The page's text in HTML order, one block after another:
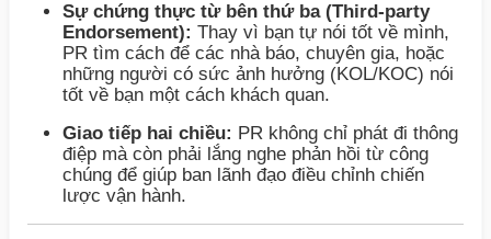
Sự chứng thực từ bên thứ ba (Third-party
Endorsement): Thay vì bạn tự nói tốt về mình,
PR tìm cách để các nhà báo, chuyên gia, hoặc
những người có sức ảnh hưởng (KOL/KOC) nói
tốt về bạn một cách khách quan.
Giao tiếp hai chiều: PR không chỉ phát đi thông
điệp mà còn phải lắng nghe phản hồi từ công
chúng để giúp ban lãnh đạo điều chỉnh chiến
lược vận hành.